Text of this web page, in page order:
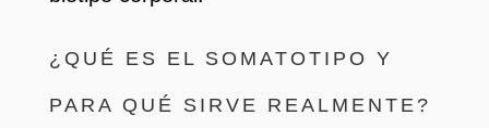
¿QUÉ ES EL SOMATOTIPO Y
PARA QUÉ SIRVE REALMENTE?